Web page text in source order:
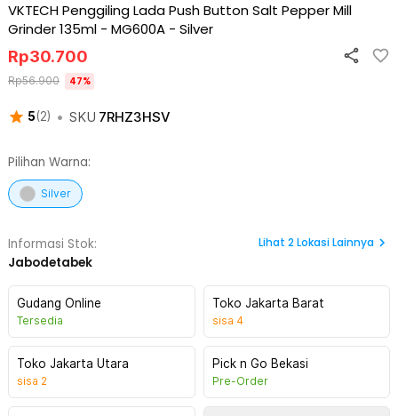
VKTECH Penggiling Lada Push Button Salt Pepper Mill
Grinder 135ml - MG600A - Silver
5(2) • SKU 7RHZ3HSV
Rp30.700
Rp56.900 47%
Pilihan Warna:
Silver
Informasi Stok:
Jabodetabek
Lihat 2Lokasi Lainnya
Gudang Online
Tersedia
Toko Jakarta Barat
sisa 4
Toko Jakarta Utara
sisa 2
Pick n Go Bekasi
Pre-Order